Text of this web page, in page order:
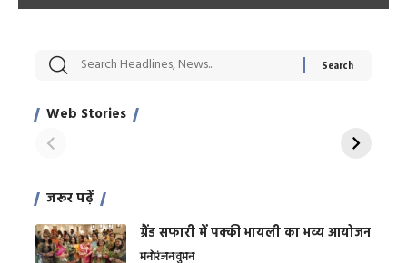
Web Stories
सट्टेबाजी में अरेस्ट हुए
साहिल खान
रोज एक कच्चे लहसुन
जरूर पढ़ें
ग्रैंड सफारी में पक्की भायली का भव्य आयोजन
मनोरंजनवुमन